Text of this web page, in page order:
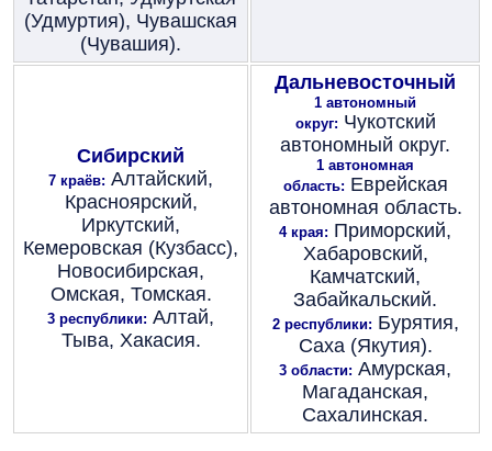
(Удмуртия), Чувашская
(Чувашия).
Сибирский
7 краёв: Алтайский,
Красноярский,
Иркутский,
Кемеровская (Кузбасс),
Новосибирская,
Омская, Томская.
3 республики: Алтай,
Тыва, Хакасия.
Дальневосточный
1 автономный
округ: Чукотский
автономный округ.
1 автономная
область: Еврейская
автономная область.
4 края: Приморский,
Хабаровский,
Камчатский,
Забайкальский.
2 республики: Бурятия,
Саха (Якутия).
3 области: Амурская,
Магаданская,
Сахалинская.